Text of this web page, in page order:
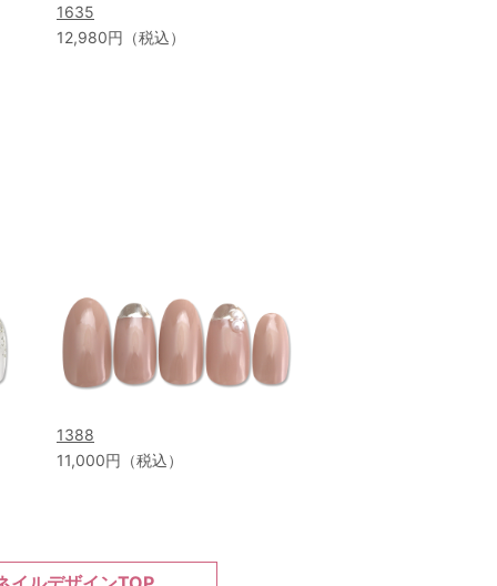
1635
12,980円（税込）
1388
11,000円（税込）